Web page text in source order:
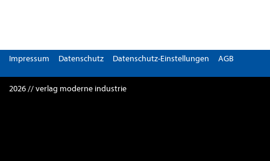
Impressum Datenschutz Datenschutz-Einstellungen AGB
2026 // verlag moderne industrie